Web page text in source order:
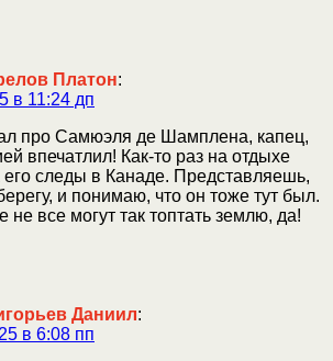
Платон:
в 11:24 дп
про Самюэля де Шамплена, капец,
впечатлил! Как-то раз на отдыхе
его следы в Канаде. Представляешь,
и понимаю, что он тоже тут был.
все могут так топтать землю, да!
Даниил:
в 6:08 пп